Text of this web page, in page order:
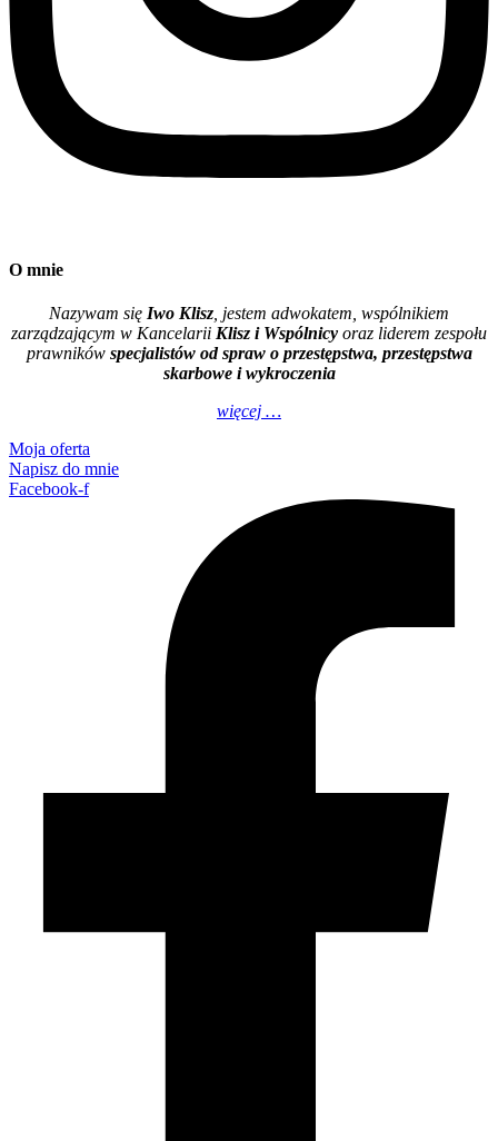
O mnie
Nazywam się Iwo Klisz, jestem adwokatem, wspólnikiem
zarządzającym w Kancelarii Klisz i Wspólnicy oraz liderem zespołu
prawników specjalistów od spraw o przestępstwa, przestępstwa
skarbowe i wykroczenia
więcej …
Moja oferta
Napisz do mnie
Facebook-f